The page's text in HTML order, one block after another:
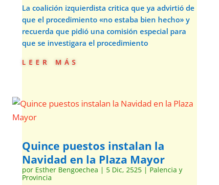
La coalición izquierdista critica que ya advirtió de
que el procedimiento «no estaba bien hecho» y
recuerda que pidió una comisión especial para
que se investigara el procedimiento
leer más
Quince puestos instalan la
Navidad en la Plaza Mayor
por Esther Bengoechea | 5 Dic, 2525| Palencia y
Provincia